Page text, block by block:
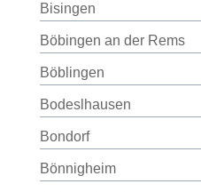
Bisingen
Böbingen an der Rems
Böblingen
Bodeslhausen
Bondorf
Bönnigheim